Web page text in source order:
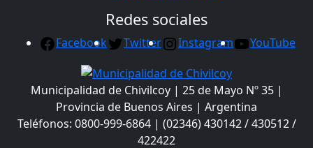
Redes sociales
Facebook Twitter Instagram YouTube
Municipalidad de Chivilcoy | 25 de Mayo Nº 35 |
Provincia de Buenos Aires | Argentina
Teléfonos: 0800-999-6864 | (02346) 430142 / 430512 /
422422